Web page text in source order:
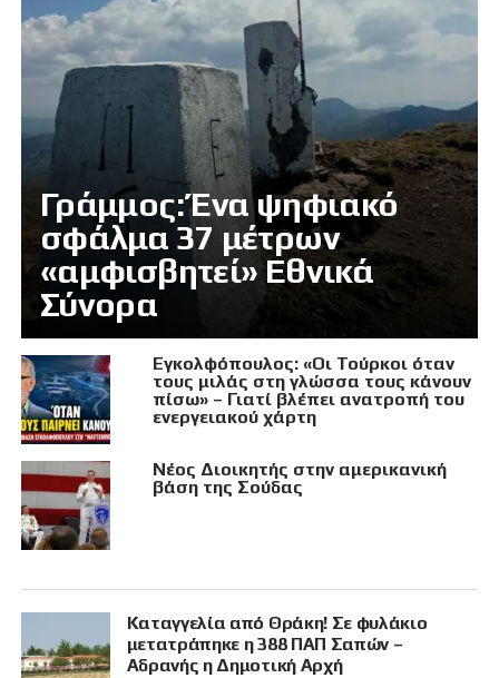
Γράμμος: Ένα ψηφιακό
σφάλμα 37 μέτρων
«αμφισβητεί» Εθνικά
Σύνορα
Εγκολφόπουλος: «Οι Τούρκοι όταν
τους μιλάς στη γλώσσα τους κάνουν
πίσω» – Γιατί βλέπει ανατροπή του
ενεργειακού χάρτη
Νέος Διοικητής στην αμερικανική
βάση της Σούδας
Καταγγελία από Θράκη! Σε φυλάκιο
μετατράπηκε η 388 ΠΑΠ Σαπών –
Αδρανής η Δημοτική Αρχή